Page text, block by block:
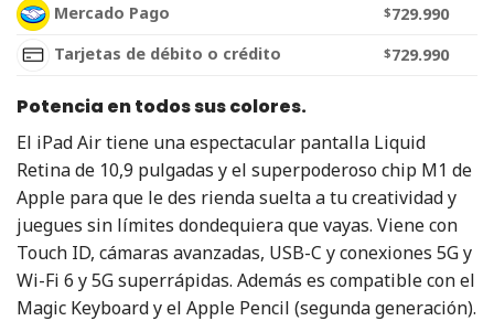
Mercado Pago $729.990
Tarjetas de débito o crédito
$729.990
Potencia en todos sus colores.
El iPad Air tiene una espectacular pantalla Liquid
Retina de 10,9 pulgadas y el superpoderoso chip M1 de
Apple para que le des rienda suelta a tu creatividad y
juegues sin límites dondequiera que vayas. Viene con
Touch ID, cámaras avanzadas, USB-C y conexiones 5G y
Wi-Fi 6 y 5G superrápidas. Además es compatible con el
Magic Keyboard y el Apple Pencil (segunda generación).